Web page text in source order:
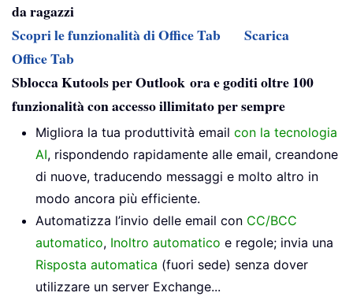
da ragazzi
Scopri le funzionalità di Office Tab
Scarica
Office Tab
Sblocca Kutools per Outlook ora e goditi oltre 100
funzionalità con accesso illimitato per sempre
Migliora la tua produttività email con la tecnologia
AI, rispondendo rapidamente alle email, creandone
di nuove, traducendo messaggi e molto altro in
modo ancora più efficiente.
Automatizza l’invio delle email con CC/BCC
automatico, Inoltro automatico e regole; invia una
Risposta automatica (fuori sede) senza dover
utilizzare un server Exchange...